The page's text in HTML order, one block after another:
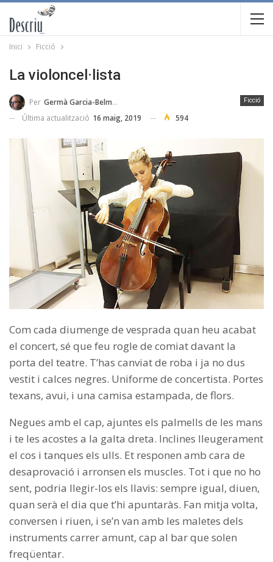
Inici Ficció
La violoncel·lista
Ficció
Per Germà Garcia-Belmonte
Última actualització 16 maig, 2019 594
Com cada diumenge de vesprada quan heu acabat
el concert, sé que feu rogle de comiat davant la
porta del teatre. T’has canviat de roba i ja no dus
vestit i calces negres. Uniforme de concertista. Portes
texans, avui, i una camisa estampada, de flors.
Negues amb el cap, ajuntes els palmells de les mans
i te les acostes a la galta dreta. Inclines lleugerament
el cos i tanques els ulls. Et responen amb cara de
desaprovació i arronsen els muscles. Tot i que no ho
sent, podria llegir-los els llavis: sempre igual, diuen,
quan serà el dia que t’hi apuntaràs. Fan mitja volta,
conversen i riuen, i se’n van amb les maletes dels
instruments carrer amunt, cap al bar que solen
freqüentar.